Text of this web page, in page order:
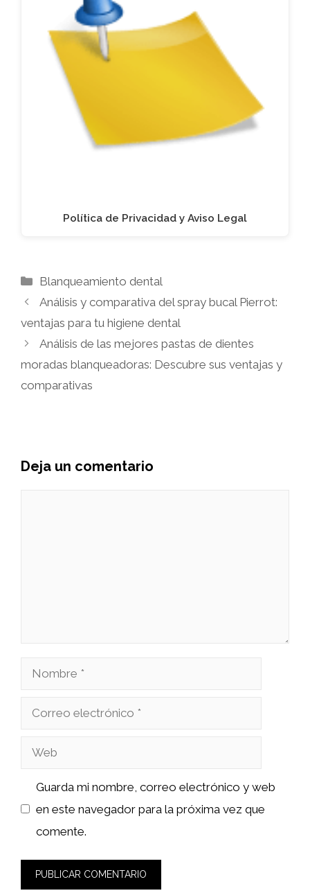
Política de Privacidad y Aviso Legal
Categorías
Blanqueamiento dental
Análisis y comparativa del spray bucal Pierrot:
ventajas para tu higiene dental
Análisis de las mejores pastas de dientes
moradas blanqueadoras: Descubre sus ventajas y
comparativas
Deja un comentario
Nombre
Correo
Web
Guarda mi nombre, correo electrónico y web
en este navegador para la próxima vez que
comente.